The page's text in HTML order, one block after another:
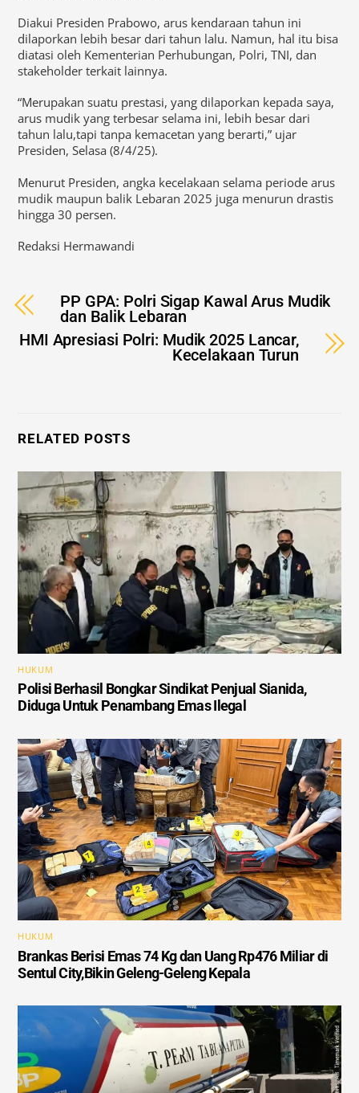
Diakui Presiden Prabowo, arus kendaraan tahun ini
dilaporkan lebih besar dari tahun lalu. Namun, hal itu bisa
diatasi oleh Kementerian Perhubungan, Polri, TNI, dan
stakeholder terkait lainnya.
“Merupakan suatu prestasi, yang dilaporkan kepada saya,
arus mudik yang terbesar selama ini, lebih besar dari
tahun lalu,tapi tanpa kemacetan yang berarti,” ujar
Presiden, Selasa (8/4/25).
Menurut Presiden, angka kecelakaan selama periode arus
mudik maupun balik Lebaran 2025 juga menurun drastis
hingga 30 persen.
Redaksi Hermawandi
PP GPA: Polri Sigap Kawal Arus Mudik
dan Balik Lebaran
HMI Apresiasi Polri: Mudik 2025 Lancar,
Kecelakaan Turun
RELATED POSTS
HUKUM
Polisi Berhasil Bongkar Sindikat Penjual Sianida,
Diduga Untuk Penambang Emas Ilegal
HUKUM
Brankas Berisi Emas 74 Kg dan Uang Rp476 Miliar di
Sentul City,Bikin Geleng-Geleng Kepala